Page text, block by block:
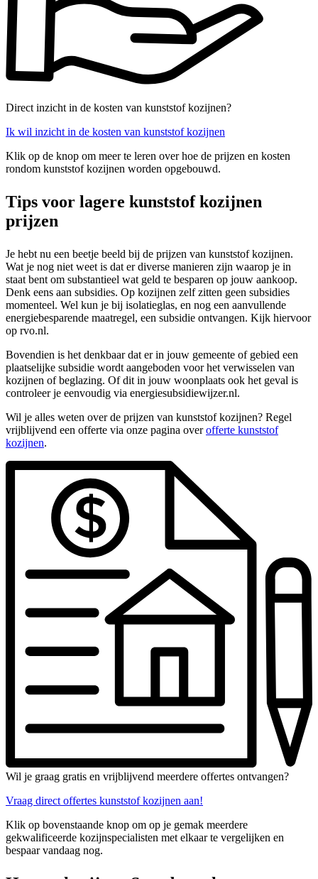
Direct inzicht in de kosten van kunststof kozijnen?
Ik wil inzicht in de kosten van kunststof kozijnen
Klik op de knop om meer te leren over hoe de prijzen en kosten
rondom kunststof kozijnen worden opgebouwd.
Tips voor lagere kunststof kozijnen
prijzen
Je hebt nu een beetje beeld bij de prijzen van kunststof kozijnen.
Wat je nog niet weet is dat er diverse manieren zijn waarop je in
staat bent om substantieel wat geld te besparen op jouw aankoop.
Denk eens aan subsidies. Op kozijnen zelf zitten geen subsidies
momenteel. Wel kun je bij isolatieglas, en nog een aanvullende
energiebesparende maatregel, een subsidie ontvangen. Kijk hiervoor
op rvo.nl.
Bovendien is het denkbaar dat er in jouw gemeente of gebied een
plaatselijke subsidie wordt aangeboden voor het verwisselen van
kozijnen of beglazing. Of dit in jouw woonplaats ook het geval is
controleer je eenvoudig via energiesubsidiewijzer.nl.
Wil je alles weten over de prijzen van kunststof kozijnen? Regel
vrijblijvend een offerte via onze pagina overofferte kunststof
kozijnen.
Wil je graag gratis en vrijblijvend meerdere offertes ontvangen?
Vraag direct offertes kunststof kozijnen aan!
Klik op bovenstaande knop om op je gemak meerdere
gekwalificeerde kozijnspecialisten met elkaar te vergelijken en
bespaar vandaag nog.